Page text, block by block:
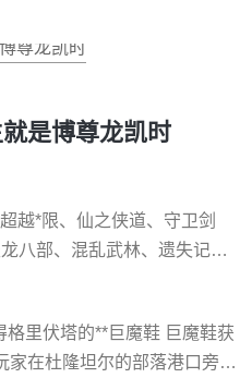
尊龙凯时
是博尊龙凯时
越*限、仙之侠道、守卫剑
八部、混乱武林、遗失记
兽正规战的一种游戏地图或
：只包括角色扮演类型的地
正规战也就是即时遭遇战以
里伏塔的**巨魔鞋 巨魔鞋获
家在杜隆坦尔的部落港口旁边